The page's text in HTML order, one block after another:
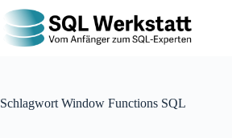
Schlagwort Window Functions SQL